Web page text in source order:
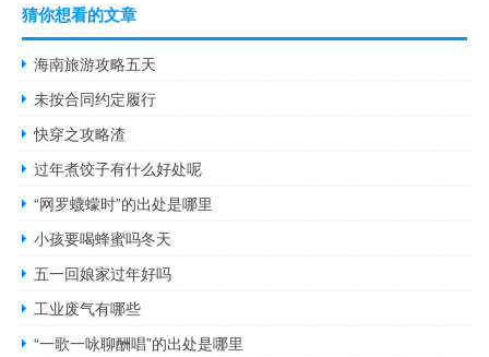
猜你想看的文章
海南旅游攻略五天
未按合同约定履行
快穿之攻略渣
过年煮饺子有什么好处呢
“网罗蠛蠓时”的出处是哪里
小孩要喝蜂蜜吗冬天
五一回娘家过年好吗
工业废气有哪些
“一歌一咏聊酬唱”的出处是哪里